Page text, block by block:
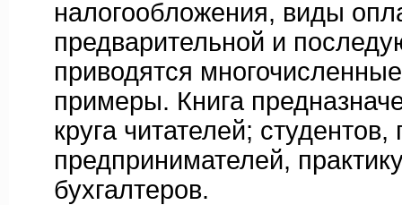
налогообложения, виды
предварительной и
приводятся
примеры. Книга
круга читателей;
предпринимателей,
бухгалтеров.